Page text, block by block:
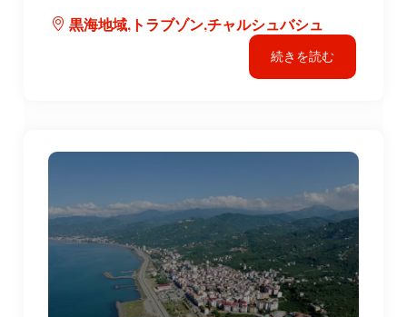
黒海地域,トラブゾン,チャルシュバシュ
続きを読む